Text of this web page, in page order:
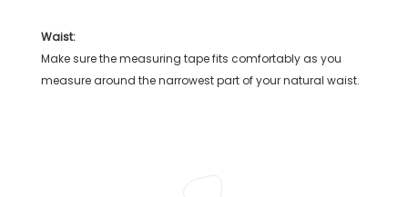
Waist:
Make sure the measuring tape fits comfortably as you
measure around the narrowest part of your natural waist.